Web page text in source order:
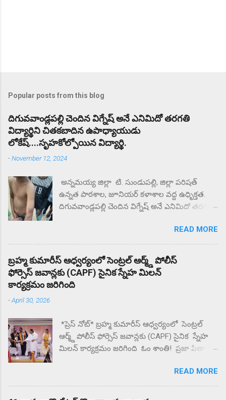
Popular posts from this blog
దిగువవాండ్లపల్లి చెందిన విగ్నేష్ అనే ఎనిమిదో తరగతి
విద్యార్థిని చితకబాదిన ఉపాధ్యాయుడు
లోకేష్....సృహకోల్పోయిన విద్యార్థి.
-November 12, 2024
అన్నమయ్య జిల్లా టి. సుండుపల్లి, జిల్లా పరిషత్
ఉన్నత పాఠశాల, జూనియర్ కళాశాల వద్ద ఉధృిక్తత.
దిగువవాండ్లపల్లి చెందిన విగ్నేష్ అనే ఎనిమిదో తరగతి
సృహకోల్పోయిన విద్యార్థి. జిల్లా పరిషత్ ఉన్నత
పాఠశాల వద్ద తల్లిదండ్రులు ధర్నా.. ఎందుకు కోట్టారని
తల్లిదండ్రులు ప్రశ్నిస్తే మీకు దిక్కున్నచోట చెప్పుకోండని
సంఘటన స్థలం నుంచి ఉడాయించాడంటున్న
తల్లిదండ్రులకు. దాదాపు రెండు గంటల నుంచి కళాశాల
పలు ఉపాధ్యాయులు గంటల తరబడి తల్లిదండ్రులను
మందులిస్తున్న పలు ఉపాధ్యాయులు న్యాయం జరిగే
వరకు ఇక్కడ నుంచి కదిలేది లేదని భీష్మించుకోని
READ MORE
బ్రహ్మ కుమారీస్ ఆధ్వర్యంలో సెంట్రల్ ఆర్మ్డ్ పోలీస్
ఫోర్సెస్ జవాన్లకు (CAPF) సైనిక స్నేహ మిలన్
కార్యక్రమం జరిగింది
-April 30, 2026
*ప్రెస్ నోట్* బ్రహ్మ కుమారీస్ ఆధ్వర్యంలో సెంట్రల్
ఆర్మ్డ్ పోలీస్ ఫోర్సెస్ జవాన్లకు (CAPF) సైనిక స్నేహ
మిలన్ కార్యక్రమం జరిగింది ఓం శాంతి! ప్రజా పితా
న్యూ జగన్నాధపురం లో గల పరమాత్మ అనుభూతి
ధామ్ సేవా కేంద్రం లో CAPF విభాగానికి
సంబంధించిన రిటైర్డ్ మరియు ఇన్ సర్వీస్ లో ఉన్న 70
READ MORE